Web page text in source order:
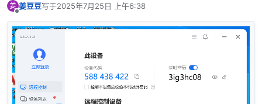
姜 姜豆豆写于2025年7月25日 上午6:38
最后由 编辑